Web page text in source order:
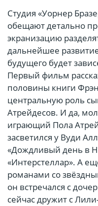
Студия «Уорнер
обещают детально
экранизацию
дальнейшее
будущего будет
Первый фильм
половины книги
центральную роль
Атрейдесов. И да,
играющий Пола
засветился у Вуди
«Дождливый день в
«Интерстеллар». А
романами со
он встречался с
сейчас дружит с